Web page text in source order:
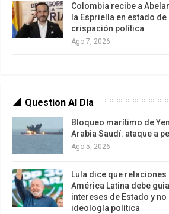
Colombia recibe a
la Espriella en estado de
crispación política
Ago 7, 2026
Question Al Día
Bloqueo marítimo de
Arabia Saudí: ataque a
Ago 5, 2026
Lula dice que relaciones
América Latina debe
intereses de Estado y no
ideología política